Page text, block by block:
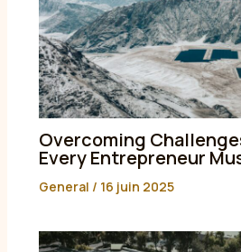
Overcoming
Every Entrepreneur
General / 16 juin 2025